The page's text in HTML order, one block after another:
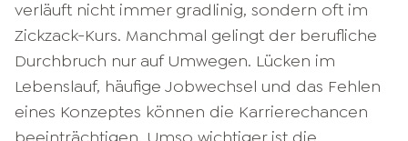
verläuft nicht immer gradlinig, sondern oft im
Zickzack-Kurs. Manchmal gelingt der berufliche
Durchbruch nur auf Umwegen. Lücken im
Lebenslauf, häufige Jobwechsel und das Fehlen
eines Konzeptes können die Karrierechancen